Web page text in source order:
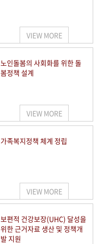
VIEW MORE
노인돌봄의 사회화를 위한 돌
봄정책 설계
VIEW MORE
가족복지정책 체계 정립
VIEW MORE
보편적 건강보장(UHC) 달성을
위한 근거자료 생산 및 정책개
발 지원